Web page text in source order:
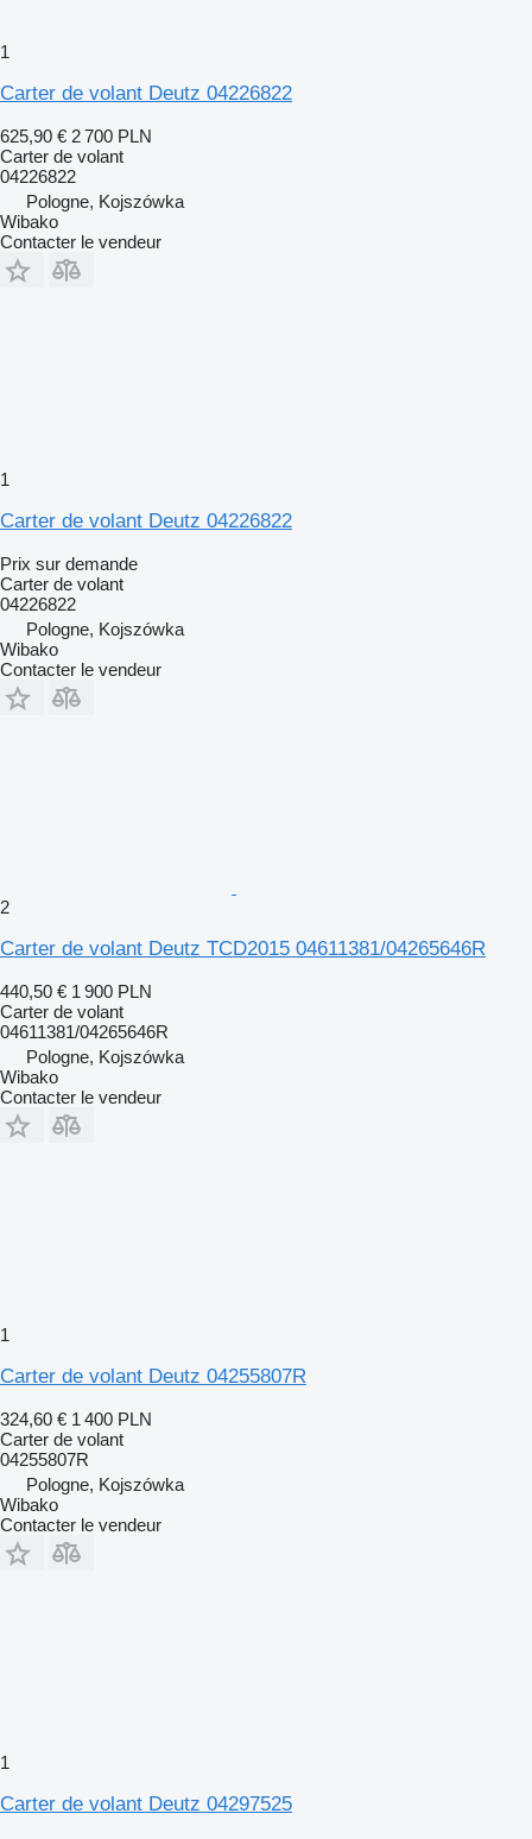
1
Carter de volant Deutz 04226822
625,90 € 2 700 PLN
Carter de volant
04226822
Pologne, Kojszówka
Wibako
Contacter le vendeur
1
Carter de volant Deutz 04226822
Prix sur demande
Carter de volant
04226822
Pologne, Kojszówka
Wibako
Contacter le vendeur
2
Carter de volant Deutz TCD2015 04611381/04265646R
440,50 € 1 900 PLN
Carter de volant
04611381/04265646R
Pologne, Kojszówka
Wibako
Contacter le vendeur
1
Carter de volant Deutz 04255807R
324,60 € 1 400 PLN
Carter de volant
04255807R
Pologne, Kojszówka
Wibako
Contacter le vendeur
1
Carter de volant Deutz 04297525